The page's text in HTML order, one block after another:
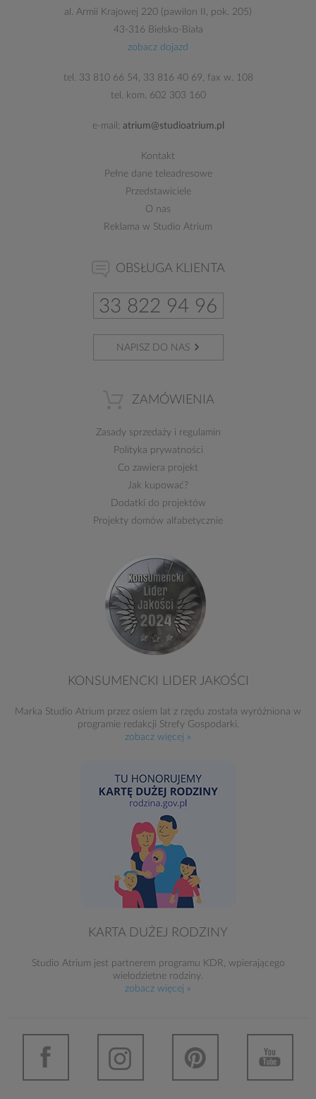
al. Armii Krajowej 220 (pawilon II, pok. 205)
43-316 Bielsko-Biała
zobacz dojazd
tel. 33 810 66 54, 33 816 40 69, fax w. 108
tel. kom. 602 303 160
e-mail: atrium@studioatrium.pl
Kontakt
Pełne dane teleadresowe
Przedstawiciele
O nas
Reklama w Studio Atrium
OBSŁUGA KLIENTA
33 822 94 96
NAPISZ DO NAS
ZAMÓWIENIA
Zasady sprzedażyi regulamin
Polityka prywatności
Co zawiera projekt
Jak kupować?
Dodatki do projektów
Projekty domów alfabetycznie
KONSUMENCKI LIDER JAKOŚCI
Marka Studio Atrium przez osiem lat z rzędu została wyróżniona w
programie redakcji Strefy Gospodarki.
zobacz więcej »
KARTA DUŻEJ RODZINY
Studio Atrium jest partnerem programu KDR, wpierającego
wielodzietne rodziny.
zobacz więcej »